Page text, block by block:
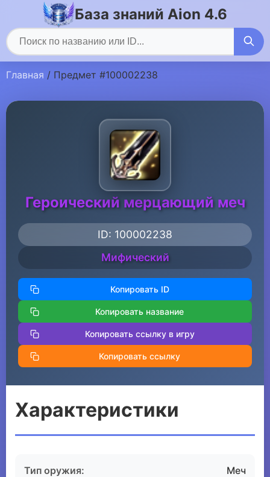
База знаний Aion 4.6
Главная / Предмет #100002238
Героический мерцающий меч
ID: 100002238
Мифический
Копировать ID
Копировать название
Копировать ссылку в игру
Копировать ссылку
Характеристики
Тип оружия: Меч